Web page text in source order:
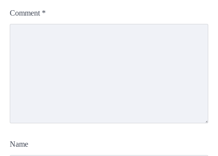
Comment *
Name